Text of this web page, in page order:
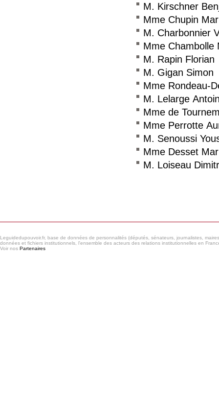
M. Kirschner
Mme Chupin
M. Charbonnier
Mme Chambolle
M. Rapin Florian
M. Gigan Simon
Mme Rondeau-
M. Lelarge
Mme de
Mme Perrotte
M. Senoussi
Mme Desset
M. Loiseau
Leguidedupouvoir.fr, base de données de personnalités (députés, sénateurs, journalistes,
données et fichiers institutionnels, l'ensemble des acteurs des relations institutionnelles en
Voir nos Partenaires